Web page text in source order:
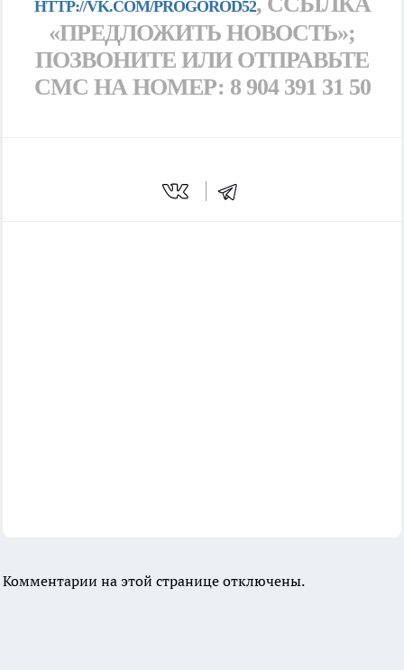
HTTP://VK.COM/PROGOROD52
«ПРЕДЛОЖИТЬ НОВОСТЬ»;
ПОЗВОНИТЕ ИЛИ ОТПРАВЬТЕ
СМС НА НОМЕР: 8 904 391 31 50
Комментарии на этой странице отключены.